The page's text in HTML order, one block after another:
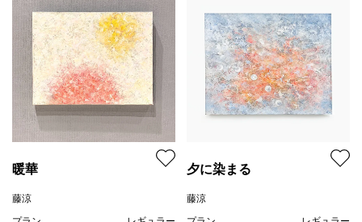
暖華
藤涼
夕に染まる
藤涼